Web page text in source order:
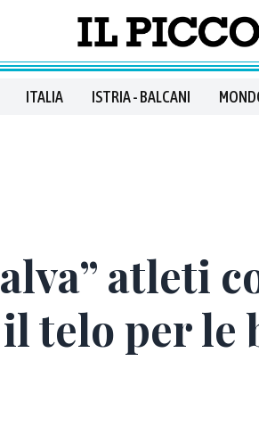
ITALIA ISTRIA - BALCANI
atleti
telo per le